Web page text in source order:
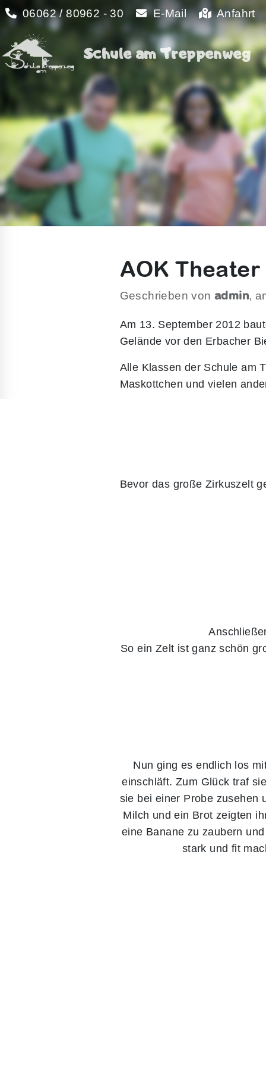
06062 / 80962 - 30 E-Mail Anfahrt
Schule am Treppenweg
Schule am Treppenweg
AOK Theater
Geschrieben von admin,
Am 13. September 2012
Gelände vor den Erbacher
Alle Klassen der Schule am
Maskottchen und vielen
Bevor das große Zirkuszelt
So ein Zelt ist ganz schön
Nun ging es endlich los
einschläft. Zum Glück traf
sie bei einer Probe zusehen
Milch und ein Brot zeigten
eine Banane zu zaubern
stark und fit